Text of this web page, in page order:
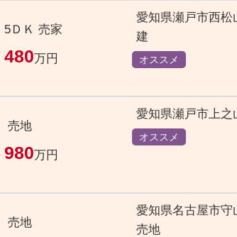
5ＤＫ 売家
480万円
愛知県瀬戸市西
建
オススメ
売地
980万円
愛知県瀬戸市上
オススメ
売地
愛知県名古屋市
売地